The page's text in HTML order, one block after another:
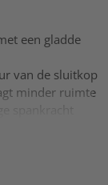
een gladde
van de sluitkop
minder ruimte